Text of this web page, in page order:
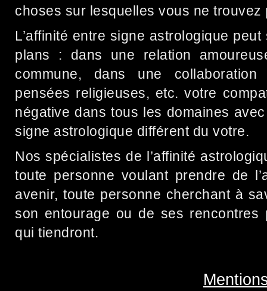
choses sur lesquelles vous ne trouvez
L’affinité entre signe astrologique
plans : dans une relation
commune, dans une
pensées religieuses, etc. votre
négative dans tous les domaines
signe astrologique différent du votre.
Nos spécialistes de l’affinité
toute personne voulant prendre de
avenir, toute personne cherchant à
son entourage ou de ses rencontres
qui tiendront.